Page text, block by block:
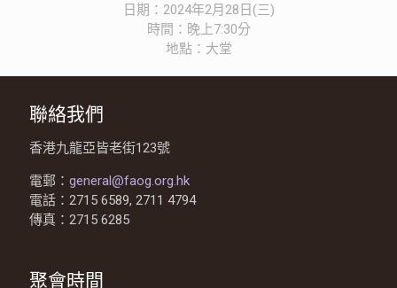
日期：2024年2月28日(三)
時間：晚上7:30分
地點：大堂
聯絡我們
香港九龍亞皆老街123號
電郵： general@faog.org.hk
電話：2715 6589, 2711 4794
傳真：2715 6285
聚會時間